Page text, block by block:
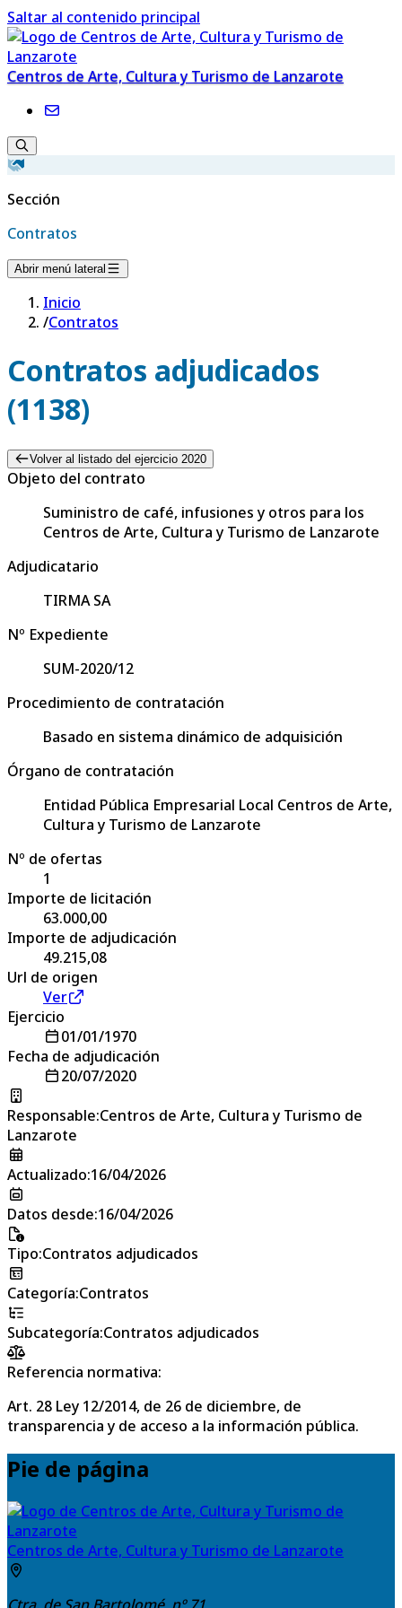
Saltar al contenido principal
Centros de Arte, Cultura y Turismo de Lanzarote
Sección
Contratos
Abrir menú lateral
Inicio
/Contratos
Contratos adjudicados
(1138)
Volver al listado del ejercicio 2020
Objeto del contrato
Suministro de café, infusiones y otros para los
Centros de Arte, Cultura y Turismo de Lanzarote
Adjudicatario
TIRMA SA
Nº Expediente
SUM-2020/12
Procedimiento de contratación
Basado en sistema dinámico de adquisición
Órgano de contratación
Entidad Pública Empresarial Local Centros de Arte,
Cultura y Turismo de Lanzarote
Nº de ofertas
1
Importe de licitación
63.000,00
Importe de adjudicación
49.215,08
Url de origen
Ver
Ejercicio
01/01/1970
Fecha de adjudicación
20/07/2020
Responsable:Centros de Arte, Cultura y Turismo de
Lanzarote
Actualizado:16/04/2026
Datos desde:16/04/2026
Tipo:Contratos adjudicados
Categoría:Contratos
Subcategoría:Contratos adjudicados
Referencia normativa:
Art. 28 Ley 12/2014, de 26 de diciembre, de
transparencia y de acceso a la información pública.
Pie de página
Centros de Arte, Cultura y Turismo de Lanzarote